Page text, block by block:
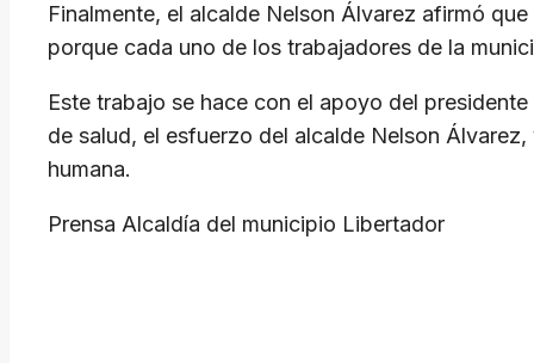
Finalmente, el alcalde Nelson Álvarez afirmó
porque cada uno de los trabajadores de la
Este trabajo se hace con el apoyo del
de salud, el esfuerzo del alcalde Nelson
humana.
Prensa Alcaldía del municipio Libertador